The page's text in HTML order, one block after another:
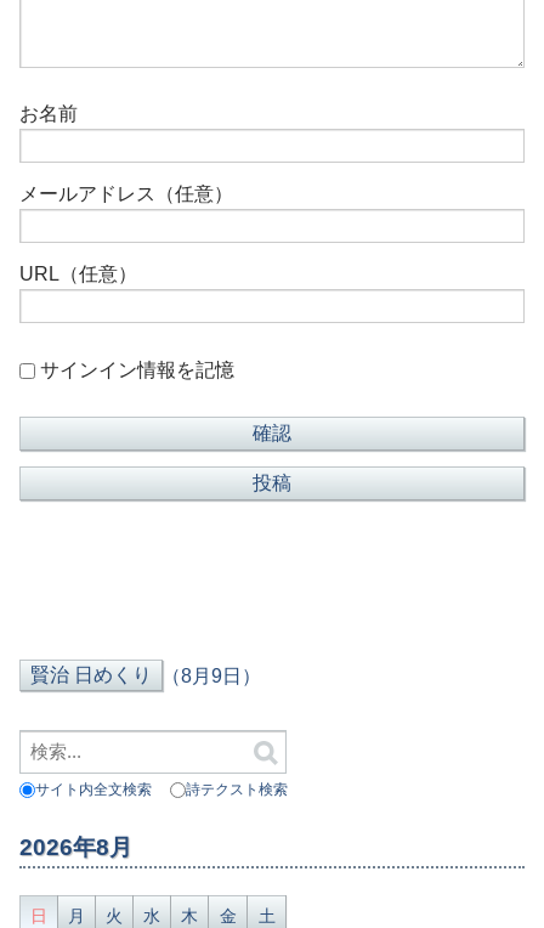
お名前
メールアドレス（任意）
URL（任意）
サインイン情報を記憶
（8月9日）
サイト内全文検索 詩テクスト検索
2026年8月
日 月 火 水 木 金
土